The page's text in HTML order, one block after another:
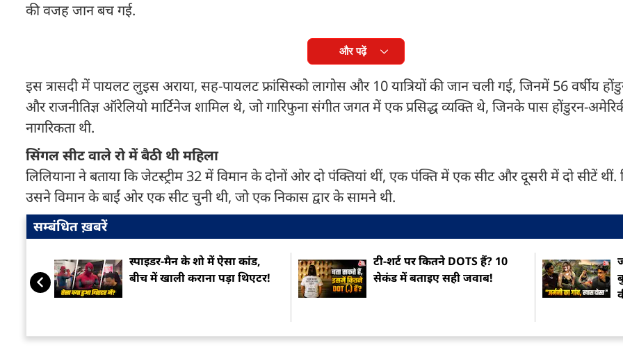
की वजह जान बच गई.
और पढ़ें
इस त्रासदी में पायलट लुइस अराया, सह-पायलट फ्रांसिस्को लागोस और 10 यात्रियों की जान चली गई, जिनमें 56 वर्षीय
और राजनीतिज्ञ ऑरेलियो मार्टिनेज शामिल थे, जो गारिफुना संगीत जगत में एक प्रसिद्ध व्यक्ति थे, जिनके पास होंडुरन-
नागरिकता थी.
सिंगल सीट वाले रो में बैठी थी महिला
लिलियाना ने बताया कि जेटस्ट्रीम 32 में विमान के दोनों ओर दो पंक्तियां थीं, एक पंक्ति में एक सीट और दूसरी में दो सीटें
उसने विमान के बाईं ओर एक सीट चुनी थी, जो एक निकास द्वार के सामने थी.
सम्बंधित ख़बरें
स्पाइडर-मैन के शो में ऐसा कांड,
बीच में खाली कराना पड़ा थिएटर!
टी-शर्ट पर कितने DOTS हैं? 10
सेकंड में बताइए सही जवाब!